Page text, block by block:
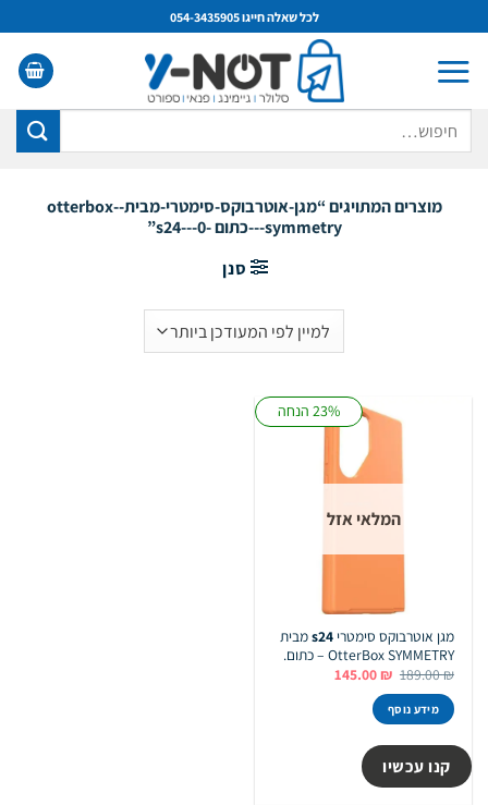
to
content
לכל שאלה חייגו 054-3435905
מוצרים המתויגים “מגן-אוטרבוקס-סימטרי-מבית-otterbox-
symmetry---כתום -s24---0”
סנן
23% הנחה
המלאי אזל
מגן אוטרבוקס סימטריs24מבית
OtterBox SYMMETRY – כתום.
189.00₪ המחיר
היה:
189.00 ₪.
145.00₪ המחיר
מידע נוסף
קנו עכשיו